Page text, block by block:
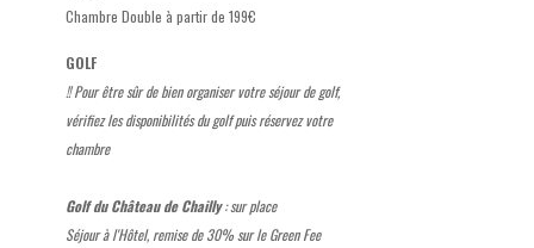
Chambre Double à partir de 199€
GOLF
!! Pour être sûr de bien organiser votre séjour de golf,
vérifiez les disponibilités du golf puis réservez votre
chambre
Golf du Château de Chailly: sur place
Séjour à l'Hôtel, remise de 30% sur le Green Fee